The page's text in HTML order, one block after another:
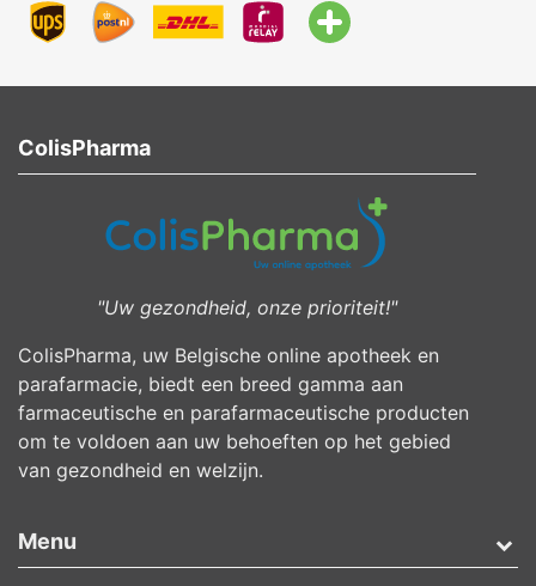
ColisPharma
"Uw gezondheid, onze prioriteit!"
ColisPharma, uw Belgische online apotheek en
parafarmacie, biedt een breed gamma aan
farmaceutische en parafarmaceutische producten
om te voldoen aan uw behoeften op het gebied
van gezondheid en welzijn.
Menu